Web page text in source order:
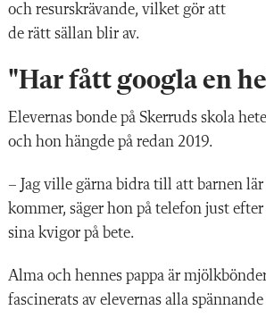
och resurskrävande, vilket gör att
de rätt sällan blir av.
"Har fått googla en
Elevernas bonde på Skerruds skola
och hon hängde på redan 2019.
– Jag ville gärna bidra till att barnen
kommer, säger hon på telefon just
sina kvigor på bete.
Alma och hennes pappa är
fascinerats av elevernas alla